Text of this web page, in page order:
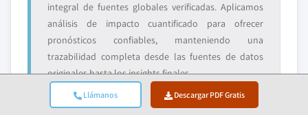
Llámanos Descargar PDF Gratis
integral de fuentes globales verificadas. Aplicamos
análisis de impacto cuantificado para ofrecer
pronósticos confiables, manteniendo una
trazabilidad completa desde las fuentes de datos
originales hasta los insights finales.